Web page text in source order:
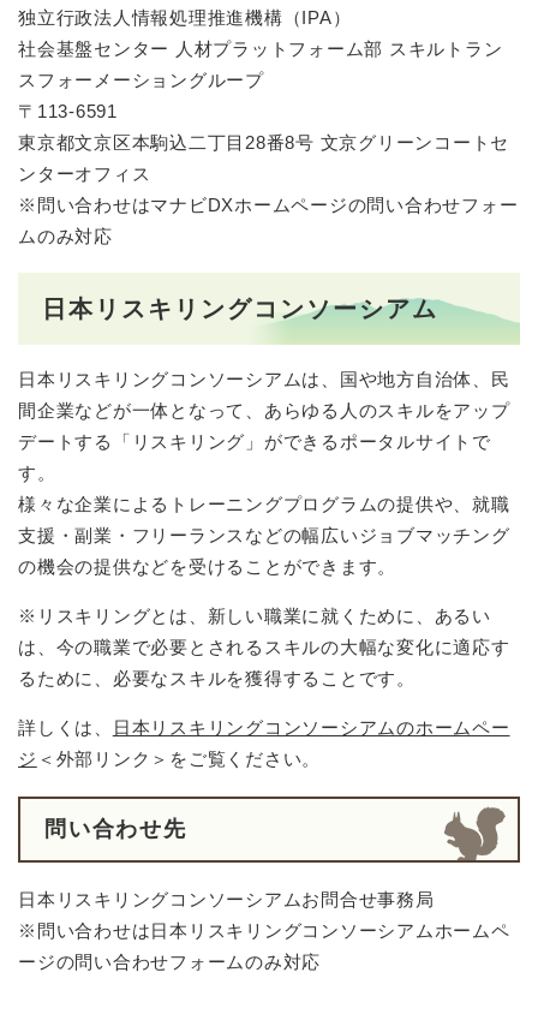
独立行政法人情報処理推進機構（IPA）
社会基盤センター 人材プラットフォーム部 スキルトラン
スフォーメーショングループ
〒113-6591
東京都文京区本駒込二丁目28番8号 文京グリーンコートセ
ンターオフィス
※問い合わせはマナビDXホームページの問い合わせフォー
ムのみ対応
日本リスキリングコンソーシアム
日本リスキリングコンソーシアムは、国や地方自治体、民
間企業などが一体となって、あらゆる人のスキルをアップ
デートする「リスキリング」ができるポータルサイトで
す。
様々な企業によるトレーニングプログラムの提供や、就職
支援・副業・フリーランスなどの幅広いジョブマッチング
の機会の提供などを受けることができます。
※リスキリングとは、新しい職業に就くために、あるい
は、今の職業で必要とされるスキルの大幅な変化に適応す
るために、必要なスキルを獲得することです。
詳しくは、
日本リスキリングコンソーシアムのホームペー
ジ ＜外部リンク＞ をご覧ください。
問い合わせ先
日本リスキリングコンソーシアムお問合せ事務局
※問い合わせは日本リスキリングコンソーシアムホームペ
ージの問い合わせフォームのみ対応